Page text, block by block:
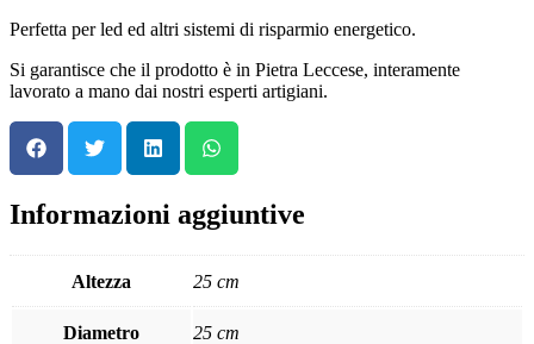
Perfetta per led ed altri sistemi di risparmio energetico.
Si garantisce che il prodotto è in Pietra Leccese, interamente
lavorato a mano dai nostri esperti artigiani.
Informazioni aggiuntive
Altezza 25 cm
Diametro 25 cm